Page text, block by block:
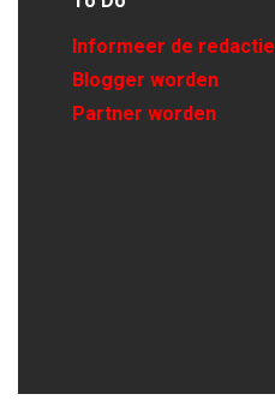
Informeer de redactie
Blogger worden
Partner worden